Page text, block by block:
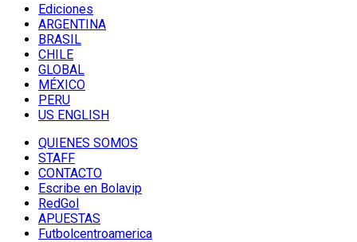
Ediciones
ARGENTINA
BRASIL
CHILE
GLOBAL
MÉXICO
PERU
US ENGLISH
QUIENES SOMOS
STAFF
CONTACTO
Escribe en Bolavip
RedGol
APUESTAS
Futbolcentroamerica